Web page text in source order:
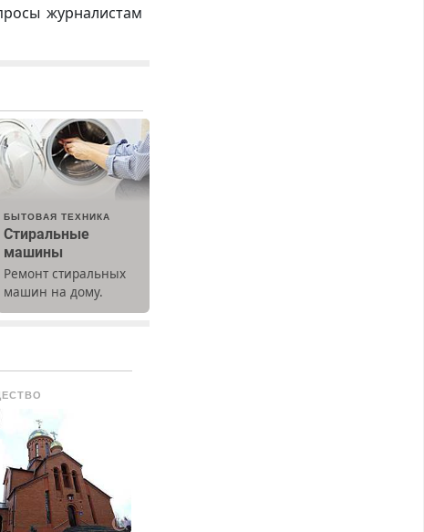
журналистам
БЫТОВАЯ ТЕХНИКА
Стиральные
машины
Ремонт стиральных
машин на дому.
Выезд и диагностика